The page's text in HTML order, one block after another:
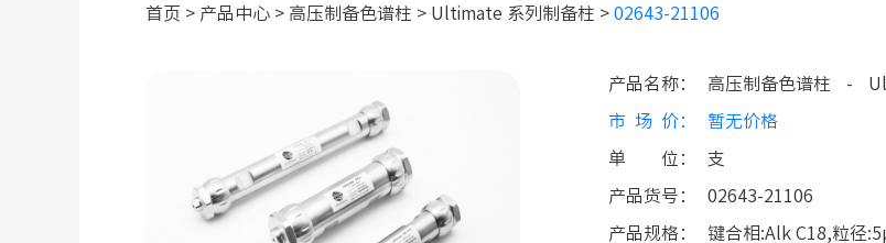
首页 > 产品中心 > 高压制备色谱柱 > Ultimate 系列制备柱 > 02643-21106
产品名称： 高压制备色谱柱 -
市场价： 暂无价格
单位 ： 支
产品货号 ： 02643-21106
产品规格： 键合相:Alk C18,粒径